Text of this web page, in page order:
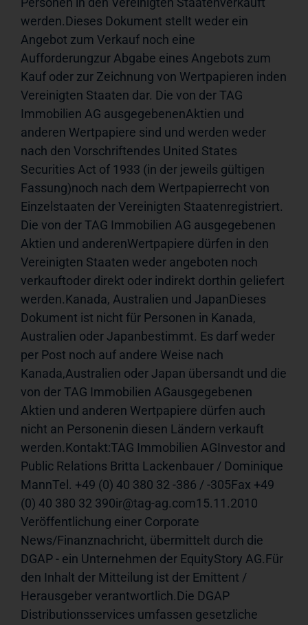
werden.Dieses Dokument stellt weder ein
Angebot zum Verkauf noch eine
Aufforderungzur Abgabe eines Angebots zum
Kauf oder zur Zeichnung von Wertpapieren inden
Vereinigten Staaten dar. Die von der TAG
Immobilien AG ausgegebenenAktien und
anderen Wertpapiere sind und werden weder
nach den Vorschriftendes United States
Securities Act of 1933 (in der jeweils gültigen
Fassung)noch nach dem Wertpapierrecht von
Einzelstaaten der Vereinigten Staatenregistriert.
Die von der TAG Immobilien AG ausgegebenen
Aktien und anderenWertpapiere dürfen in den
Vereinigten Staaten weder angeboten noch
verkauftoder direkt oder indirekt dorthin geliefert
werden.Kanada, Australien und JapanDieses
Dokument ist nicht für Personen in Kanada,
Australien oder Japanbestimmt. Es darf weder
per Post noch auf andere Weise nach
Kanada,Australien oder Japan übersandt und die
von der TAG Immobilien AGausgegebenen
Aktien und anderen Wertpapiere dürfen auch
nicht an Personenin diesen Ländern verkauft
werden.Kontakt:TAG Immobilien AGInvestor and
Public Relations Britta Lackenbauer / Dominique
MannTel. +49 (0) 40 380 32 -386 / -305Fax +49
(0) 40 380 32 390ir@tag-ag.com15.11.2010
Veröffentlichung einer Corporate
News/Finanznachricht, übermittelt durch die
DGAP - ein Unternehmen der EquityStory AG.Für
den Inhalt der Mitteilung ist der Emittent /
Herausgeber verantwortlich.Die DGAP
Distributionsservices umfassen gesetzliche